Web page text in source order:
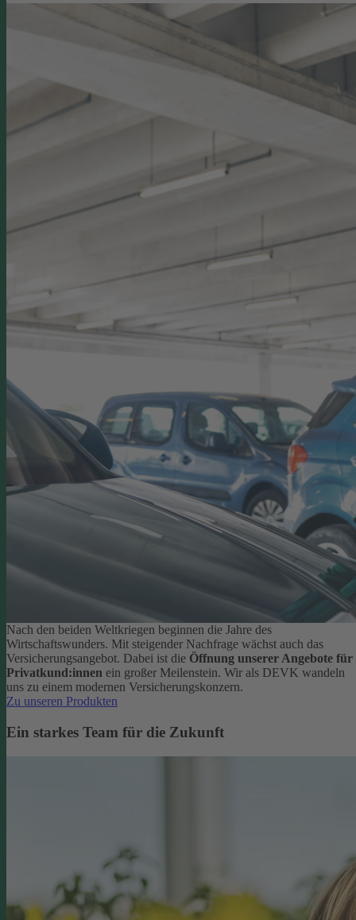
Nach den beiden Weltkriegen beginnen die Jahre des
Wirtschaftswunders. Mit steigender Nachfrage wächst auch das
Versicherungsangebot. Dabei ist die Öffnung unserer Angebote für
Privatkund:innen ein großer Meilenstein. Wir als DEVK wandeln
uns zu einem modernen Versicherungskonzern.
Zu unseren Produkten
Ein starkes Team für die Zukunft